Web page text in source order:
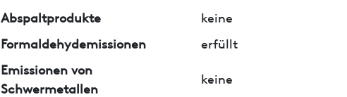
Abspaltprodukte
keine
Formaldehydemissionen
erfüllt
Emissionen von
Schwermetallen
keine